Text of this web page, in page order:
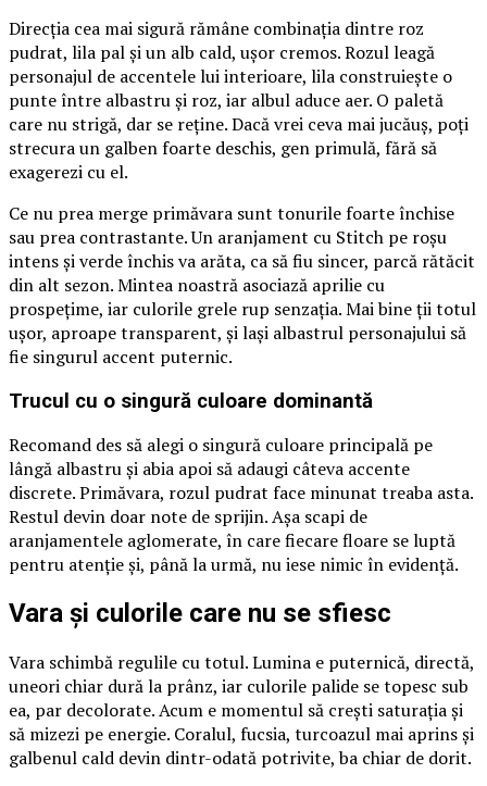
Direcția cea mai sigură rămâne combinația dintre roz
pudrat, lila pal și un alb cald, ușor cremos. Rozul leagă
personajul de accentele lui interioare, lila construiește o
punte între albastru și roz, iar albul aduce aer. O paletă
care nu strigă, dar se reține. Dacă vrei ceva mai jucăuș, poți
strecura un galben foarte deschis, gen primulă, fără să
exagerezi cu el.
Ce nu prea merge primăvara sunt tonurile foarte închise
sau prea contrastante. Un aranjament cu Stitch pe roșu
intens și verde închis va arăta, ca să fiu sincer, parcă rătăcit
din alt sezon. Mintea noastră asociază aprilie cu
prospețime, iar culorile grele rup senzația. Mai bine ții totul
ușor, aproape transparent, și lași albastrul personajului să
fie singurul accent puternic.
Trucul cu o singură culoare dominantă
Recomand des să alegi o singură culoare principală pe
lângă albastru și abia apoi să adaugi câteva accente
discrete. Primăvara, rozul pudrat face minunat treaba asta.
Restul devin doar note de sprijin. Așa scapi de
aranjamentele aglomerate, în care fiecare floare se luptă
pentru atenție și, până la urmă, nu iese nimic în evidență.
Vara și culorile care nu se sfiesc
Vara schimbă regulile cu totul. Lumina e puternică, directă,
uneori chiar dură la prânz, iar culorile palide se topesc sub
ea, par decolorate. Acum e momentul să crești saturația și
să mizezi pe energie. Coralul, fucsia, turcoazul mai aprins și
galbenul cald devin dintr-odată potrivite, ba chiar de dorit.